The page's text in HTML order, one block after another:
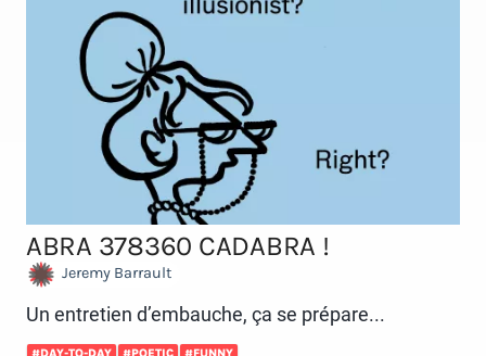
ABRA 378360 CADABRA !
Jeremy Barrault
Un entretien d’embauche, ça se prépare...